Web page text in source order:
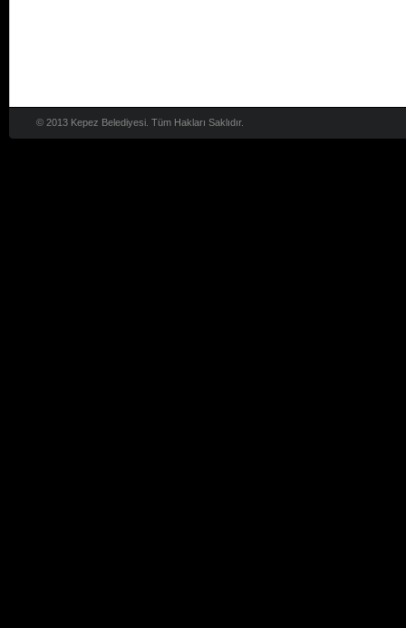
© 2013 Kepez Belediyesi. Tüm Hakları Saklıdır.